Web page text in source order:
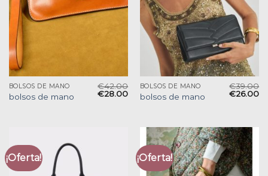
BOLSOS DE MANO
bolsos de mano
€42.00
€28.00
BOLSOS DE MANO
bolsos de mano
€39.00
€26.00
¡Oferta! ¡Oferta!